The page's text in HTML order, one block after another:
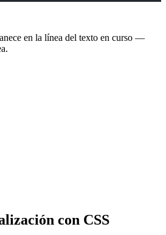
en la línea del texto en curso —
con CSS